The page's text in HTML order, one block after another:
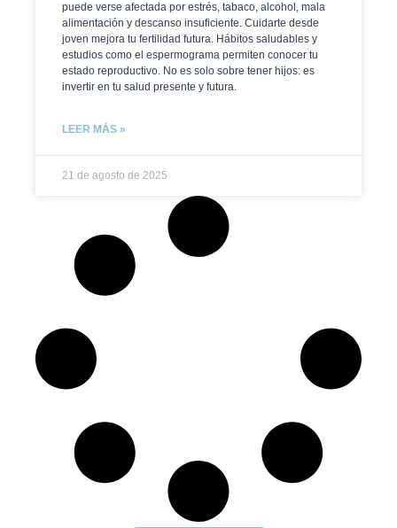
puede verse afectada por estrés, tabaco, alcohol, mala
alimentación y descanso insuficiente. Cuidarte desde
joven mejora tu fertilidad futura. Hábitos saludables y
estudios como el espermograma permiten conocer tu
estado reproductivo. No es solo sobre tener hijos: es
invertir en tu salud presente y futura.
LEER MÁS »
21 de agosto de 2025